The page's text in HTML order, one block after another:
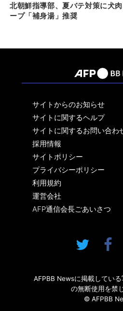
北朝鮮指導部、夏バテ対策に犬
ープ「補身湯」推奨
サイトからのお知らせ
サイトに関するヘルプ
サイトに関するお問い合わ
採用情報
サイトポリシー
プライバシーポリシー
利用規約
運営会社
AFP通信会長ごあいさつ
AFPBB Newsに掲載してい
の無断使用を禁
© AFPBB